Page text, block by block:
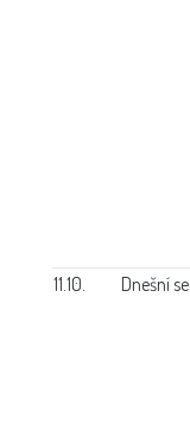
11.10. Dnešní